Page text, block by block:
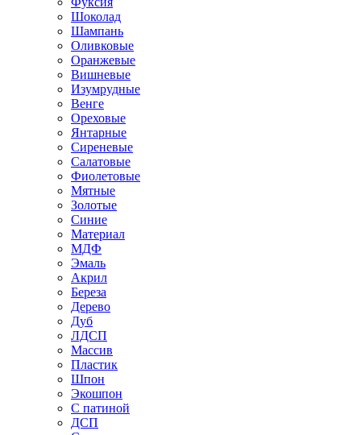
Шоколад
Шампань
Оливковые
Оранжевые
Вишневые
Изумрудные
Венге
Ореховые
Янтарные
Сиреневые
Салатовые
Фиолетовые
Мятные
Золотые
Синие
Материал
МДФ
Эмаль
Акрил
Береза
Дерево
Дуб
ЛДСП
Массив
Пластик
Шпон
Экошпон
С патиной
ДСП